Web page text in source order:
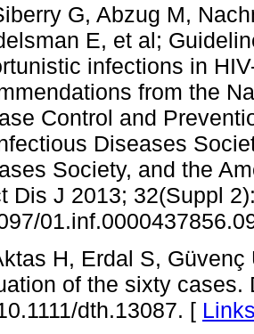
G, Abzug M,
E, et al;
infections in
from the
Control and
Diseases
Society, and the
Dis J 2013; 32(Suppl
H, Erdal S,
of the sixty cases.
dth.13087. [